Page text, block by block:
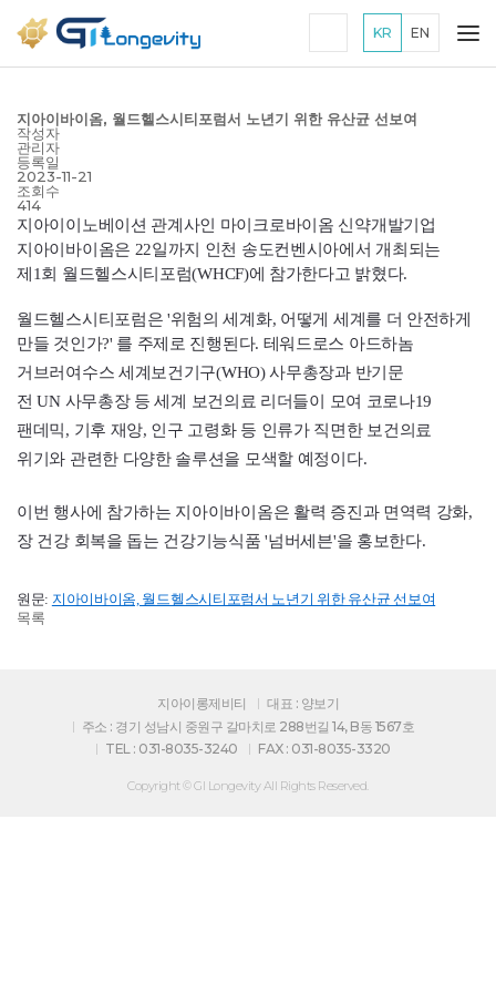
KR EN
지아이바이옴, 월드헬스시티포럼서 노년기 위한 유산균 선보여
작성자
관리자
등록일
2023-11-21
조회수
414
지아이이노베이션 관계사인 마이크로바이옴 신약개발기업
지아이바이옴은 22일까지 인천 송도컨벤시아에서 개최되는
제1회 월드헬스시티포럼(WHCF)에 참가한다고 밝혔다.
월드헬스시티포럼은 '위험의 세계화, 어떻게 세계를 더 안전하게
만들 것인가?' 를 주제로 진행된다. 테워드로스 아드하놈
거브러여수스 세계보건기구(WHO) 사무총장과 반기문
전 UN 사무총장 등 세계 보건의료 리더들이 모여 코로나19
팬데믹, 기후 재앙, 인구 고령화 등 인류가 직면한 보건의료
위기와 관련한 다양한 솔루션을 모색할 예정이다.
이번 행사에 참가하는 지아이바이옴은 활력 증진과 면역력 강화,
장 건강 회복을 돕는 건강기능식품 '넘버세븐'을 홍보한다.
원문: 지아이바이옴, 월드헬스시티포럼서 노년기 위한 유산균 선보여
목록
지아이롱제비티
대표 : 양보기
주소 : 경기 성남시 중원구 갈마치로 288번길 14, B동 1567호
TEL : 031-8035-3240
FAX : 031-8035-3320
Copyright © GI Longevity All Rights Reserved.